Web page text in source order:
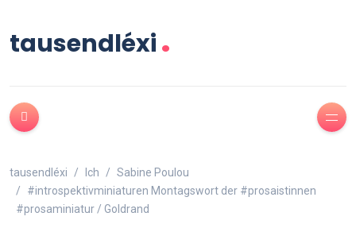
tausendléxi.
tausendléxi Ich
Sabine Poulou
#introspektivminiaturen Montagswort der #prosaistinnen
#prosaminiatur / Goldrand